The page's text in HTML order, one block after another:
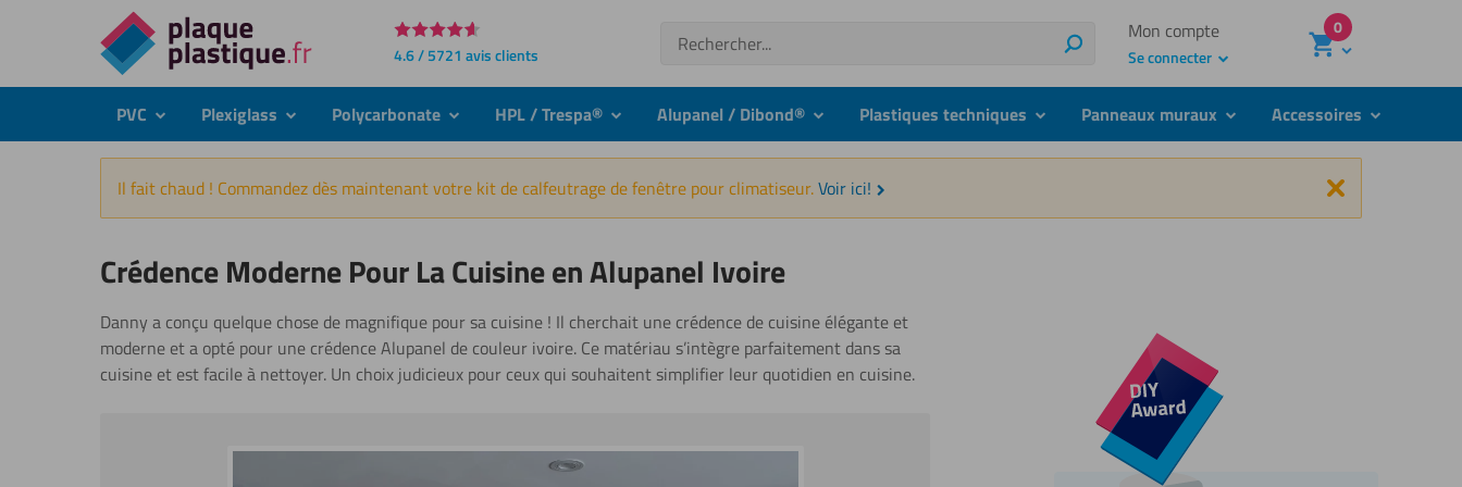
Directement
au
contenu
4.6 / 5721 avis clients
Recherche
Rechercher
Mon compte
Se connecter
0
PVC submenuPlexiglass submenuPolycarbonate submenuHPL / Trespa® submenuAlupanel / Dibond® submenuPlastiques techniques submenuPanneaux muraux submenuAccessoires submenu
Il fait chaud ! Commandez dès maintenant votre kit de calfeutrage de fenêtre pour climatiseur.Voir ici! Fermer
Crédence Moderne Pour La Cuisine en Alupanel Ivoire
Danny a conçu quelque chose de magnifique pour sa cuisine ! Il cherchait une crédence de cuisine élégante et
moderne et a opté pour une crédence Alupanel de couleur ivoire. Ce matériau s’intègre parfaitement dans sa
cuisine et est facile à nettoyer. Un choix judicieux pour ceux qui souhaitent simplifier leur quotidien en cuisine.